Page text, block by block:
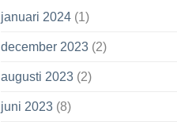
januari 2024 (1)
december 2023 (2)
augusti 2023 (2)
juni 2023 (8)